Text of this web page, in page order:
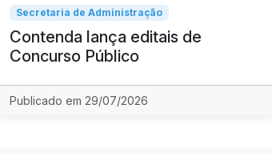
Secretaria de Administração
Contenda lança editais de
Concurso Público
Publicado em 29/07/2026